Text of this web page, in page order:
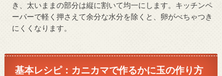
き、太いままの部分は縦に割いて均一にします。キッチンペ
ーパーで軽く押さえて余分な水分を除くと、卵がべちゃつき
にくくなります。
基本レシピ：カニカマで作るかに玉の作り方